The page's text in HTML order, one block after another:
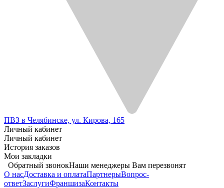
ПВЗ в Челябинске, ул. Кирова, 165
Личный кабинет
Личный кабинет
История заказов
Мои закладки
Обратный звонокНаши менеджеры Вам перезвонят
О насДоставка и оплатаПартнерыВопрос-
ответЗаслугиФраншизаКонтакты